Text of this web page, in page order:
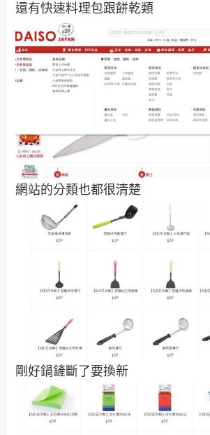
還有快速料理包跟餅乾類
網站的分類也都很清楚
剛好鍋鏟斷了要換新